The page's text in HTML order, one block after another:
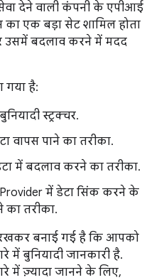
देने वाली कंपनी के एपीआई
एक बड़ा सेट शामिल होता
उसमें बदलाव करने में मदद
गया है:
स्ट्रक्चर.
वापस पाने का तरीका.
में बदलाव करने का तरीका.
में डेटा सिंक करने के
तरीका.
बनाई गई है कि आपको
में बुनियादी जानकारी है.
में ज़्यादा जानने के लिए,